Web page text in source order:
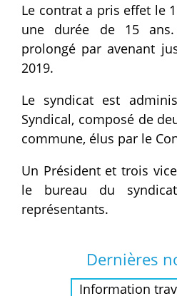
Le contrat a pris effet le
une durée de 15
prolongé par avenant
2019.
Le syndicat est
Syndical, composé de
commune, élus par le
Un Président et trois
le bureau du
représentants.
Dernières
Information